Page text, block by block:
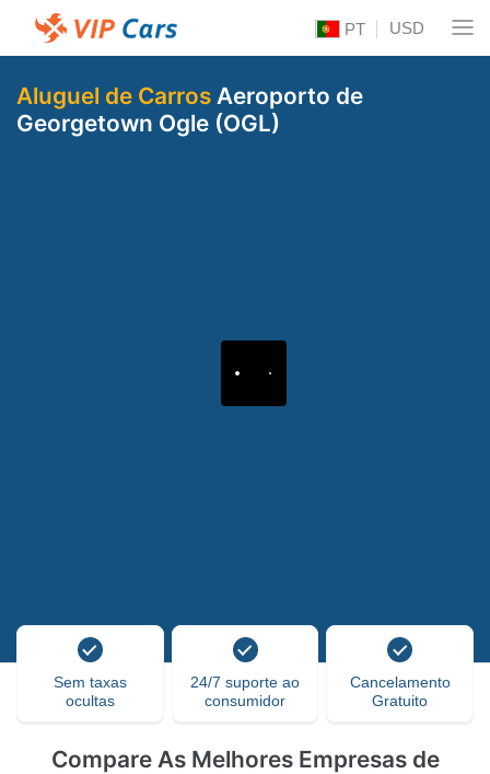
PT USD
Aluguel de Carros Aeroporto de
Georgetown Ogle (OGL)
Sem taxas
ocultas
24/7 suporte ao
consumidor
Cancelamento
Gratuito
Compare As Melhores Empresas de